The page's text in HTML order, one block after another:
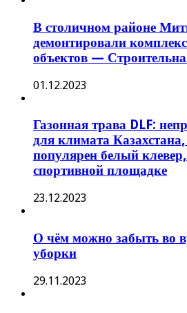
В столичном районе
демонтировали
объектов —
01.12.2023
Газонная трава DLF:
для климата
популярен белый
спортивной площадке
23.12.2023
О чём можно забыть во
уборки
29.11.2023